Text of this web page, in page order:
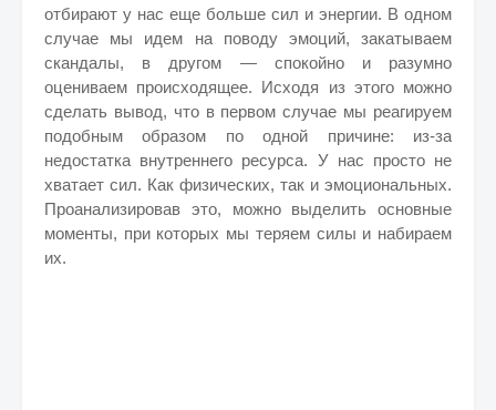
отбирают у нас еще больше сил и энергии. В одном
случае мы идем на поводу эмоций, закатываем
скандалы, в другом — спокойно и разумно
оцениваем происходящее. Исходя из этого можно
сделать вывод, что в первом случае мы реагируем
подобным образом по одной причине: из-за
недостатка внутреннего ресурса. У нас просто не
хватает сил. Как физических, так и эмоциональных.
Проанализировав это, можно выделить основные
моменты, при которых мы теряем силы и набираем
их.